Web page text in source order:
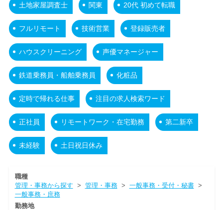
土地家屋調査士 関東 20代 初めて転職
フルリモート 技術営業 登録販売者
ハウスクリーニング 声優マネージャー
鉄道乗務員・船舶乗務員 化粧品
定時で帰れる仕事 注目の求人検索ワード
正社員 リモートワーク・在宅勤務 第二新卒
未経験 土日祝日休み
職種
管理・事務から探す > 管理・事務> 一般事務・受付・秘書>
一般事務・庶務
勤務地